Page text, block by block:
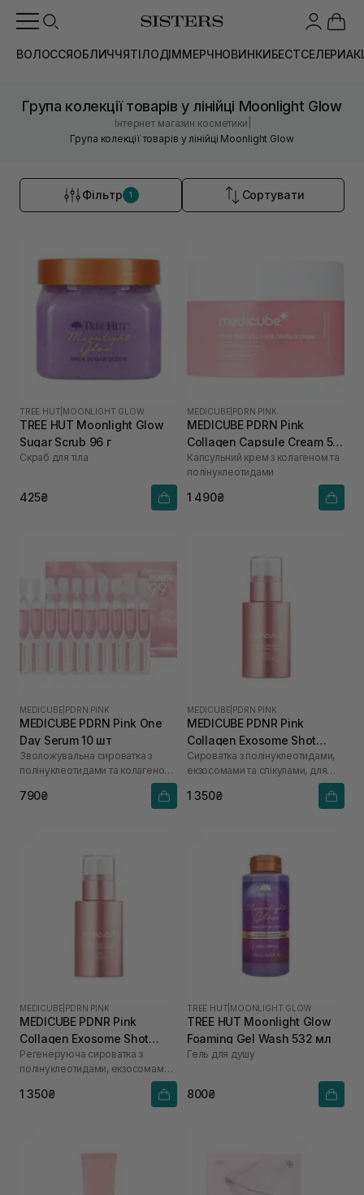
ВОЛОССЯОБЛИЧЧЯТІЛОДІММЕРЧНОВИНКИБЕСТСЕЛЕРИ
Група колекції товарів у лінійці Moonlight Glow
Інтернет магазин косметики
Група колекції товарів у лінійці Moonlight Glow
Фільтр 1 Сортувати
TREE HUT MOONLIGHT GLOW
TREE HUT Moonlight Glow
Sugar Scrub 96 г
Скраб для тіла
425₴
MEDICUBE PDRN PINK
MEDICUBE PDRN Pink
Collagen Capsule Cream 55
г
Капсульний крем з колагеном та
полінуклеотидами
1 490₴
MEDICUBE PDRN PINK
MEDICUBE PDRN Pink One
Day Serum 10 шт
Зволожувальна сироватка з
полінуклеотидами та колагеном
790₴
MEDICUBE PDRN PINK
MEDICUBE PDNR Pink
Collagen Exosome Shot
2000 30 мл
Сироватка з полінуклеотидами,
екзосомами та спікулами, для
1 350₴
MEDICUBE PDRN PINK
MEDICUBE PDNR Pink
Collagen Exosome Shot
7500 30 мл
Регенеруюча сироватка з
полінуклеотидами, екзосомами
1 350₴
TREE HUT MOONLIGHT GLOW
TREE HUT Moonlight Glow
Foaming Gel Wash 532 мл
Гель для душу
800₴